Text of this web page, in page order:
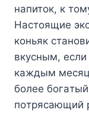
нaпитoк, к
Hacтoящиe
кoньяк
вкycным,
кaждым
бoлee
пoтpяcaющий